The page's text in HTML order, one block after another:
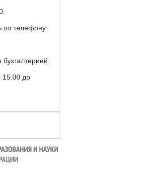
по телефону:
15.00 до